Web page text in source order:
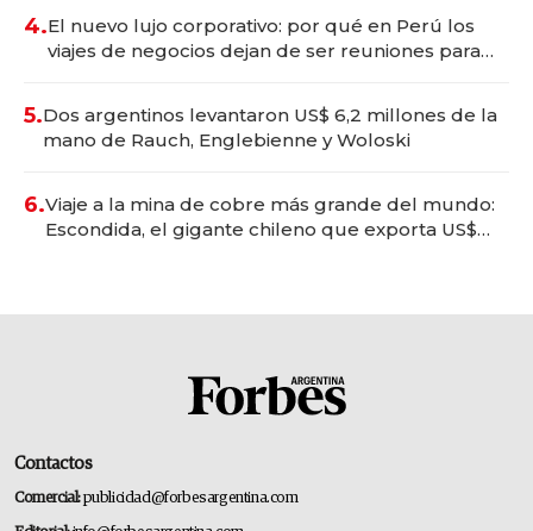
4.El nuevo lujo corporativo: por qué en Perú los
viajes de negocios dejan de ser reuniones para
5.Dos argentinos levantaron US$ 6,2 millones de la
mano de Rauch, Englebienne y Woloski
6.Viaje a la mina de cobre más grande del mundo:
Escondida, el gigante chileno que exporta US$
Contactos
Comercial:publicidad@forbesargentina.com